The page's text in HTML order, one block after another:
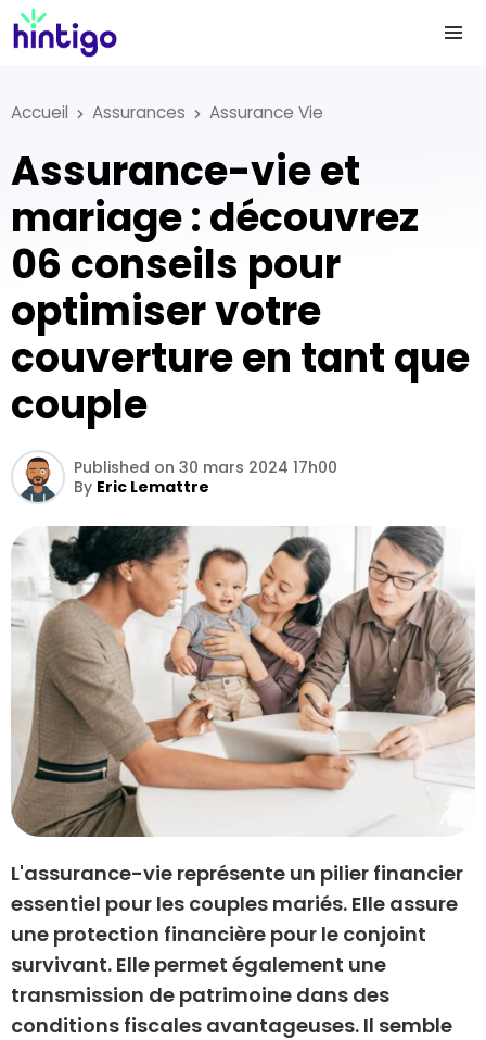
Accueil Assurances Assurance Vie
Assurance-vie et
mariage : découvrez
06 conseils pour
optimiser votre
couverture en tant que
couple
By Eric Lemattre
Published on 30 mars 2024 17h00
L'assurance-vie représente un pilier financier
essentiel pour les couples mariés. Elle assure
une protection financière pour le conjoint
survivant. Elle permet également une
transmission de patrimoine dans des
conditions fiscales avantageuses. Il semble